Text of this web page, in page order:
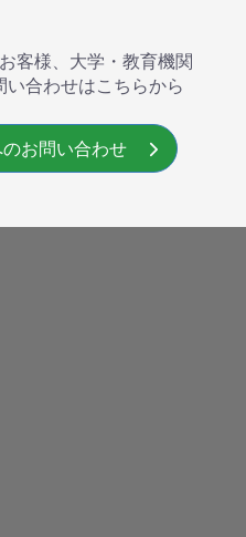
客様、大学・教育機関
合わせはこちらから
お問い合わせ